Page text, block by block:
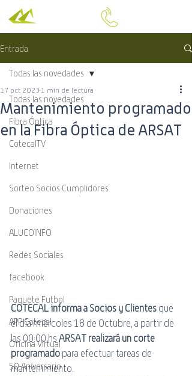
Entrada
Todas las novedades
Fibra Óptica
CotecalTV
Internet
Sorteo Socios Cumplidores
Donaciones
ALUCOINFO
Redes Sociales
facebook
Paquete Futbol
APP Cotecal
Oficina Virtual
50 Aniversario
Todas las novedades
Mantenimiento programado
en la Fibra Óptica de ARSAT
17 oct 2023 1 min de lectura
COTECAL informa a Socios y Clientes que
el día miércoles 18 de Octubre, a partir de
las 00:00 hs ARSAT realizará un corte
programado para efectuar tareas de
mantenimiento.